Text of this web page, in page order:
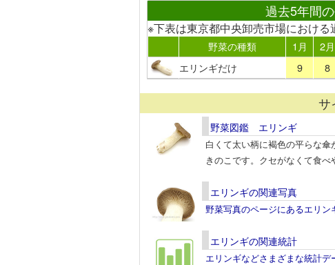
過去5年間
※下表は東京都中央卸売市場における
野菜の種類 1月 2月
エリンギだけ
9 8
サ
野菜図鑑 エリンギ
白くて太い柄に褐色の平らな
きのこです。クセがなくて食べ
エリンギの関連写真
野菜写真のページにあるエリン
エリンギの関連統計
エリンギなどさまざまな統計デ